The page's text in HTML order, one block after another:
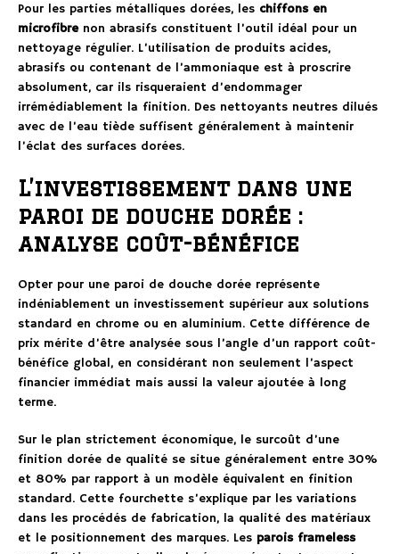
Pour les parties métalliques dorées, les chiffons en
microfibrenon abrasifs constituent l’outil idéal pour un
nettoyage régulier. L’utilisation de produits acides,
abrasifs ou contenant de l’ammoniaque est à proscrire
absolument, car ils risqueraient d’endommager
irrémédiablement la finition. Des nettoyants neutres dilués
avec de l’eau tiède suffisent généralement à maintenir
l’éclat des surfaces dorées.
L’investissement dans une
paroi de douche dorée :
analyse coût-bénéfice
Opter pour une paroi de douche dorée représente
indéniablement un investissement supérieur aux solutions
standard en chrome ou en aluminium. Cette différence de
prix mérite d’être analysée sous l’angle d’un rapport coût-
bénéfice global, en considérant non seulement l’aspect
financier immédiat mais aussi la valeur ajoutée à long
terme.
Sur le plan strictement économique, le surcoût d’une
finition dorée de qualité se situe généralement entre 30%
et 80% par rapport à un modèle équivalent en finition
standard. Cette fourchette s’explique par les variations
dans les procédés de fabrication, la qualité des matériaux
et le positionnement des marques. Les parois frameless